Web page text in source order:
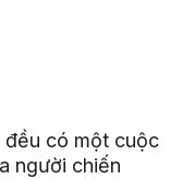
có một cuộc
người chiến